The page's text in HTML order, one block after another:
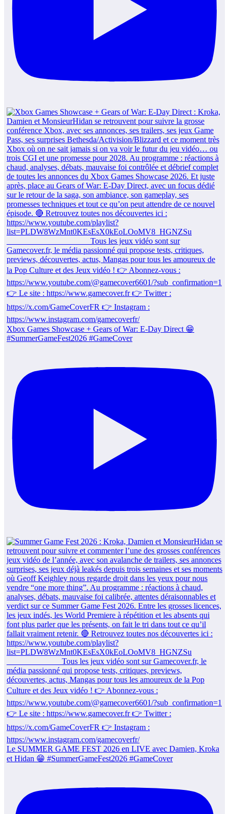
Xbox Games Showcase + Gears of War: E-Day Direct 😁
#SummerGameFest2026 #GameCover
Le SUMMER GAME FEST 2026 en LIVE avec Damien, Kroka
et Hidan 😁 #SummerGameFest2026 #GameCover